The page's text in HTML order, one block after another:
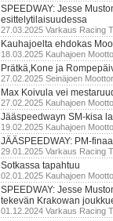
SPEEDWAY: Jesse
esittelytilaisuudessa
27.03.2025 Varkaus Racing
Kauhajoelta ehdokas
18.03.2025 Kauhajoen
Prätkä,Kone ja
27.02.2025 Seinäjoen
Max Koivula vei
27.02.2025 Kauhajoen
Jääspeedwayn SM-kisa
19.02.2025 Kauhajoen
JÄÄSPEEDWAY: PM-
29.01.2025 Varkaus Racing
Sotkassa tapahtuu
02.01.2025 Kauhajoen
SPEEDWAY: Jesse
tekevän Krakowan
01.12.2024 Varkaus Racing